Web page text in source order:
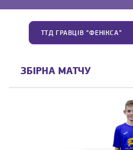
ТТД ГРАВЦІВ “ФЕНІКСА”
ЗБІРНА МАТЧУ